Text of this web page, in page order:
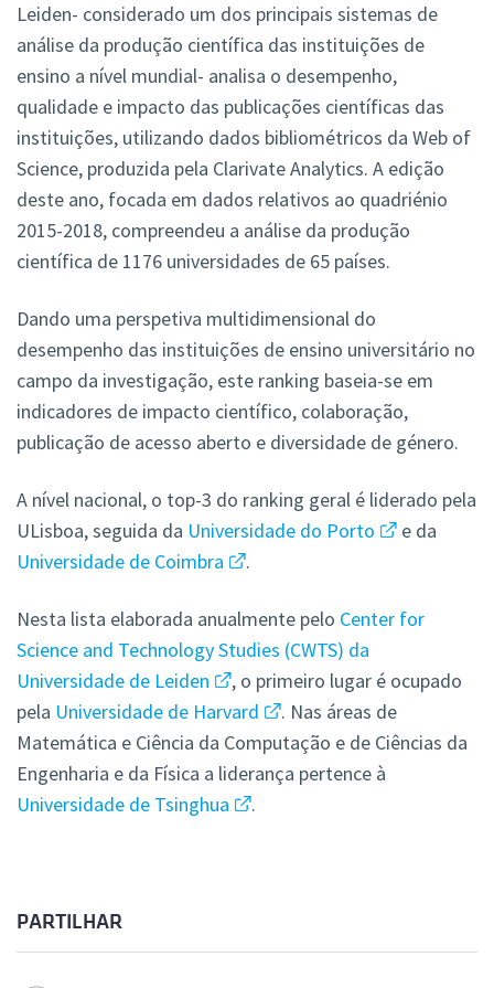
Leiden- considerado um dos principais sistemas de
análise da produção científica das instituições de
ensino a nível mundial- analisa o desempenho,
qualidade e impacto das publicações científicas das
instituições, utilizando dados bibliométricos da Web of
Science, produzida pela Clarivate Analytics. A edição
deste ano, focada em dados relativos ao quadriénio
2015-2018, compreendeu a análise da produção
científica de 1176 universidades de 65 países.
Dando uma perspetiva multidimensional do
desempenho das instituições de ensino universitário no
campo da investigação, este ranking baseia-se em
indicadores de impacto científico, colaboração,
publicação de acesso aberto e diversidade de género.
A nível nacional, o top-3 do ranking geral é liderado pela
ULisboa, seguida da Universidade do Porto
e da
Universidade de Coimbra
.
Nesta lista elaborada anualmente pelo Center for
Science and Technology Studies (CWTS) da
Universidade de Leiden
, o primeiro lugar é ocupado
pela Universidade de Harvard
. Nas áreas de
Matemática e Ciência da Computação e de Ciências da
Engenharia e da Física a liderança pertence à
Universidade de Tsinghua
.
PARTILHAR